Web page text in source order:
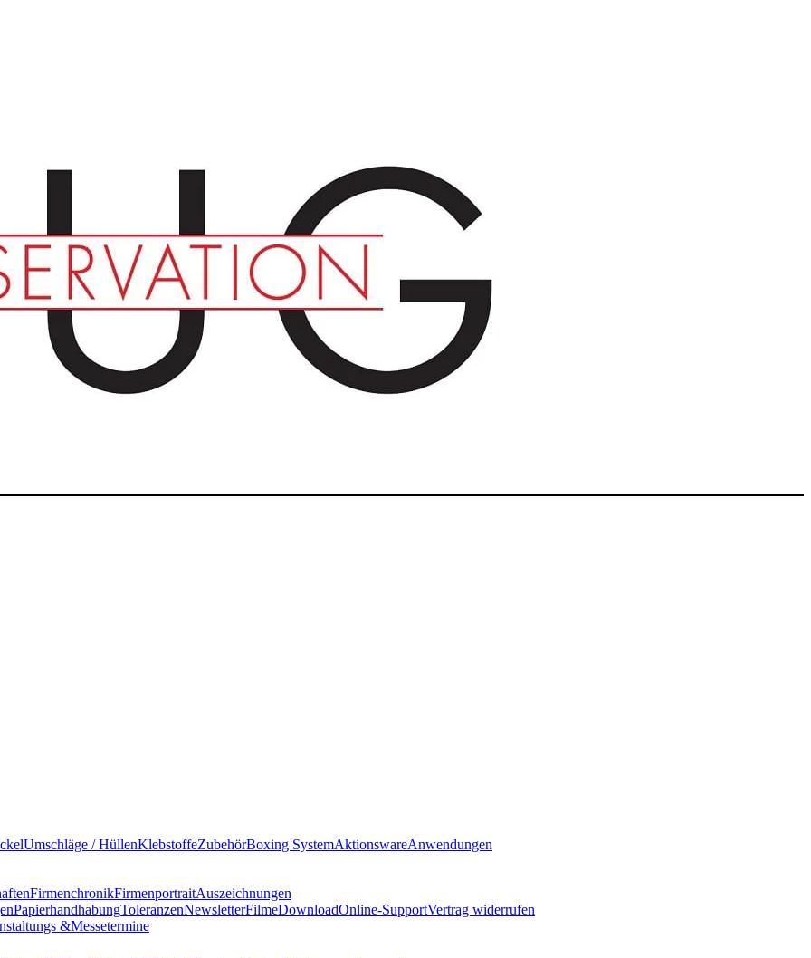
Umschläge / HüllenKlebstoffeZubehörBoxing SystemAktionswareAnwendungen
FirmenchronikFirmenportraitAuszeichnungen
PapierhandhabungToleranzenNewsletterFilmeDownloadOnline-SupportVertrag widerrufen
&Messetermine